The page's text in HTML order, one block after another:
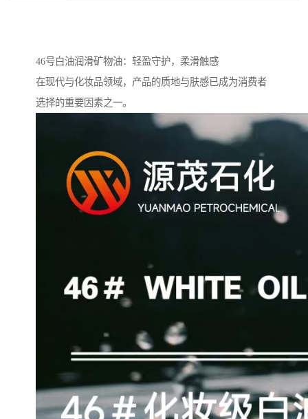
46号白油润滑矿物油：轻盈守护，柔滑触感
在现代与化妆品领域，产品的质地与肤感已成为消费者
选择的重要因素之一。